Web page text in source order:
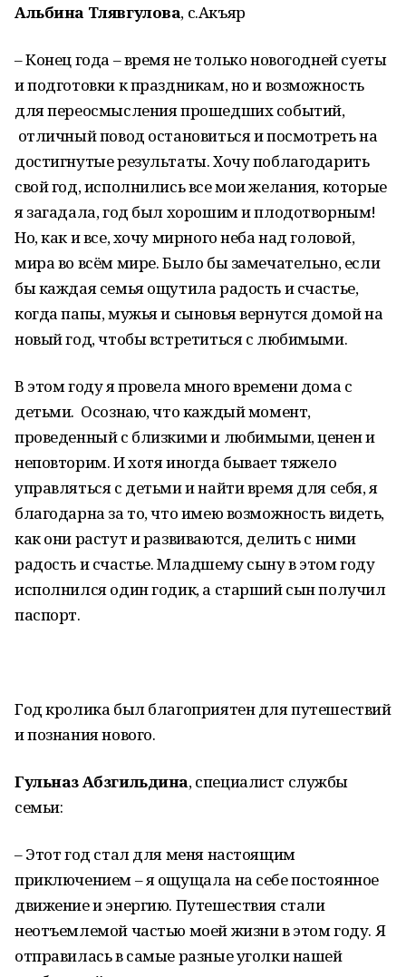
Альбина Тлявгулова, с.Акъяр
– Конец года – время не только новогодней суеты
и подготовки к праздникам, но и возможность
для переосмысления прошедших событий,
отличный повод остановиться и посмотреть на
достигнутые результаты. Хочу поблагодарить
свой год, исполнились все мои желания, которые
я загадала, год был хорошим и плодотворным!
Но, как и все, хочу мирного неба над головой,
мира во всём мире. Было бы замечательно, если
бы каждая семья ощутила радость и счастье,
когда папы, мужья и сыновья вернутся домой на
новый год, чтобы встретиться с любимыми.
В этом году я провела много времени дома с
детьми. Осознаю, что каждый момент,
проведенный с близкими и любимыми, ценен и
неповторим. И хотя иногда бывает тяжело
управляться с детьми и найти время для себя, я
благодарна за то, что имею возможность видеть,
как они растут и развиваются, делить с ними
радость и счастье. Младшему сыну в этом году
исполнился один годик, а старший сын получил
паспорт.
Год кролика был благоприятен для путешествий
и познания нового.
Гульназ Абзгильдина, специалист службы
семьи:
– Этот год стал для меня настоящим
приключением – я ощущала на себе постоянное
движение и энергию. Путешествия стали
неотъемлемой частью моей жизни в этом году. Я
отправилась в самые разные уголки нашей